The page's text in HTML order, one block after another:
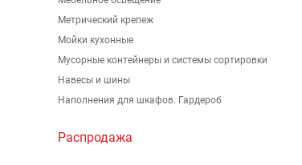
Метрический крепеж
Мойки кухонные
Мусорные контейнеры и системы сортировки
Навесы и шины
Наполнения для шкафов. Гардероб
Распродажа